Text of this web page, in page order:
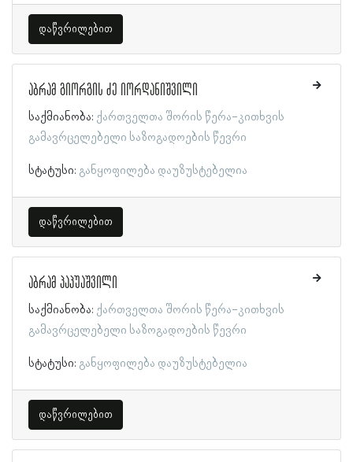
დაწვრილებით
აბრამ გიორგის ძე იორდანიშვილი
საქმიანობა: ქართველთა შორის წერა-კითხვის
გამავრცელებელი საზოგადოების წევრი
სტატუსი: განყოფილება დაუზუსტებელია
დაწვრილებით
აბრამ პაპუაშვილი
საქმიანობა: ქართველთა შორის წერა-კითხვის
გამავრცელებელი საზოგადოების წევრი
სტატუსი: განყოფილება დაუზუსტებელია
დაწვრილებით